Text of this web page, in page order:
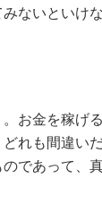
ないといけな
お金を稼げる
れも間違い
であって、